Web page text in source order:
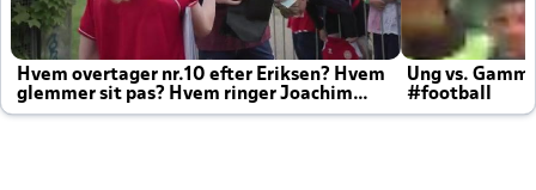
Hvem overtager nr.10 efter Eriksen? Hvem
glemmer sit pas? Hvem ringer Joachim
altid til efter kampe?
Ung vs.
#football